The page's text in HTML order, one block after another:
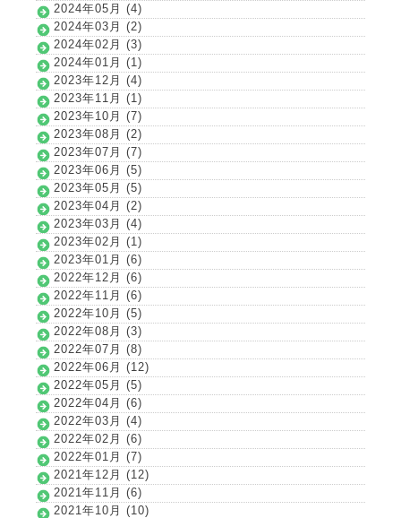
2024年05月 (4)
2024年03月 (2)
2024年02月 (3)
2024年01月 (1)
2023年12月 (4)
2023年11月 (1)
2023年10月 (7)
2023年08月 (2)
2023年07月 (7)
2023年06月 (5)
2023年05月 (5)
2023年04月 (2)
2023年03月 (4)
2023年02月 (1)
2023年01月 (6)
2022年12月 (6)
2022年11月 (6)
2022年10月 (5)
2022年08月 (3)
2022年07月 (8)
2022年06月 (12)
2022年05月 (5)
2022年04月 (6)
2022年03月 (4)
2022年02月 (6)
2022年01月 (7)
2021年12月 (12)
2021年11月 (6)
2021年10月 (10)